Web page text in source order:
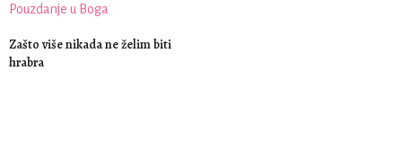
Zašto više nikada ne želim biti
hrabra